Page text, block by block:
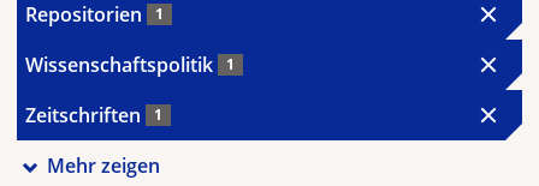
Repositorien 1
Wissenschaftspolitik 1
Zeitschriften 1
Mehr zeigen